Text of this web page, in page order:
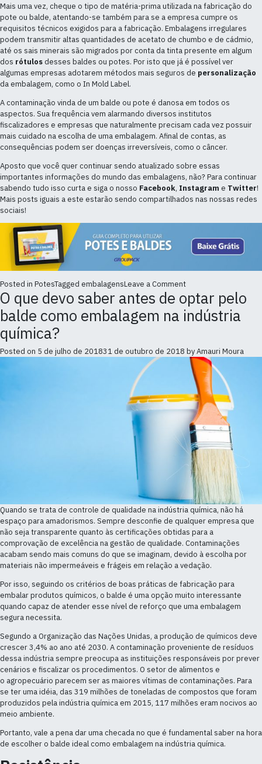
Mais uma vez, cheque o tipo de matéria-prima utilizada na fabricação do
pote ou balde, atentando-se também para se a empresa cumpre os
requisitos técnicos exigidos para a fabricação. Embalagens irregulares
podem transmitir altas quantidades de acetato de chumbo e de cádmio,
até os sais minerais são migrados por conta da tinta presente em algum
dos rótulosdesses baldes ou potes. Por isto que já é possível ver
algumas empresas adotarem métodos mais seguros de personalização
da embalagem, como o In Mold Label.
A contaminação vinda de um balde ou pote é danosa em todos os
aspectos. Sua frequência vem alarmando diversos institutos
fiscalizadores e empresas que naturalmente precisam cada vez possuir
mais cuidado na escolha de uma embalagem. Afinal de contas, as
consequências podem ser doenças irreversíveis, como o câncer.
Aposto que você quer continuar sendo atualizado sobre essas
importantes informações do mundo das embalagens, não? Para continuar
sabendo tudo isso curta e siga o nosso Facebook, Instagram e Twitter!
Mais posts iguais a este estarão sendo compartilhados nas nossas redes
sociais!
Posted in PotesTagged embalagensLeave a Commenton
Conheça
os
fatores
que
levam
contaminação
de
um
alimento
embalado
em
pote
ou
balde
O que devo saber antes de optar pelo
balde como embalagem na indústria
química?
Posted on 5 de julho de 201831 de outubro de 2018 byAmauri Moura
Quando se trata de controle de qualidade na indústria química, não há
espaço para amadorismos. Sempre desconfie de qualquer empresa que
não seja transparente quanto às certificações obtidas para a
comprovação de excelência na gestão de qualidade. Contaminações
acabam sendo mais comuns do que se imaginam, devido à escolha por
materiais não impermeáveis e frágeis em relação a vedação.
Por isso, seguindo os critérios de boas práticas de fabricação para
embalar produtos químicos, o balde é uma opção muito interessante
quando capaz de atender esse nível de reforço que uma embalagem
segura necessita.
Segundo a Organização das Nações Unidas, a produção de químicos deve
crescer 3,4% ao ano até 2030. A contaminação proveniente de resíduos
dessa indústria sempre preocupa as instituições responsáveis por prever
cenários e fiscalizar os procedimentos. O setor de alimentos e
o agropecuário parecem ser as maiores vítimas de contaminações. Para
se ter uma idéia, das 319 milhões de toneladas de compostos que foram
produzidos pela indústria química em 2015, 117 milhões eram nocivos ao
meio ambiente.
Portanto, vale a pena dar uma checada no que é fundamental saber na hora
de escolher o balde ideal como embalagem na indústria química.